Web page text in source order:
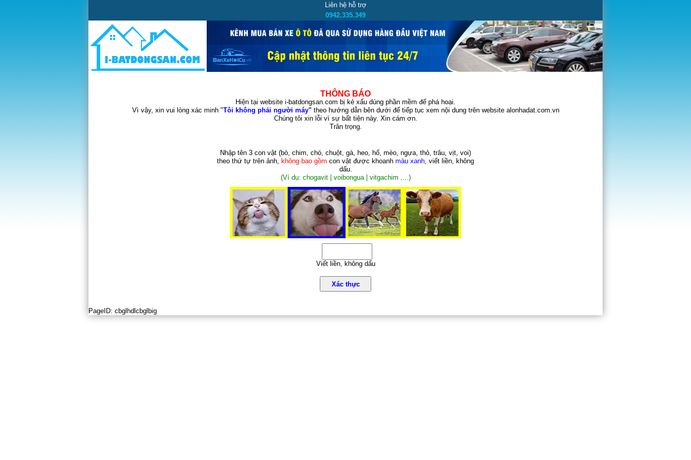
Liên hệ hỗ trợ
0942.335.349
THÔNG BÁO
Hiện tại website i-batdongsan.com bị kẻ xấu dùng phần mềm để phá hoại.
Vì vậy, xin vui lòng xác minh "Tôi không phải người máy"theo hướng dẫn bên dưới để tiếp tục xem nội dung trên website alonhadat.com.vn
Chúng tôi xin lỗi vì sự bất tiện này. Xin cám ơn.
Trân trọng.
Nhập tên 3 con vật (bò, chim, chó, chuột, gà, heo, hổ, mèo, ngựa, thỏ, trâu, vịt, voi)
theo thứ tự trên ảnh, không bao gồm con vật được khoanh màu xanh, viết liền, không
dấu.
(Ví dụ: chogavit | voibongua | vitgachim ,...)
Viết liền, không dấu
Xác thực
PageID: cbglhdlcbglbig